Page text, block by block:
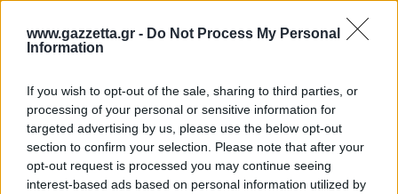
www.gazzetta.gr - Do Not Process My Personal
Information
If you wish to opt-out of the sale, sharing to third parties, or
processing of your personal or sensitive information for
targeted advertising by us, please use the below opt-out
section to confirm your selection. Please note that after your
opt-out request is processed you may continue seeing
interest-based ads based on personal information utilized by
Η δημοσίευση της Ελένης Ράντου στο
Facebook